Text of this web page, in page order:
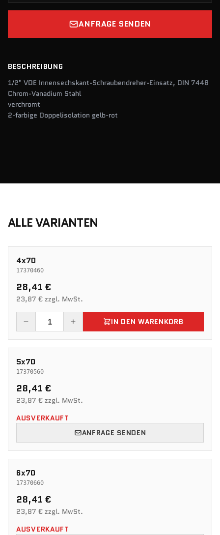
ANFRAGE SENDEN
BESCHREIBUNG
1/2" VDE Innensechskant-Schraubendreher-Einsatz, DIN 7448
Chrom-Vanadium Stahl
verchromt
2-farbige Doppelisolation gelb-rot
ALLE VARIANTEN
4x70
17370460
28,41 €
23,87 € zzgl. MwSt.
IN DEN WARENKORB
5x70
17370560
28,41 €
23,87 € zzgl. MwSt.
AUSVERKAUFT
ANFRAGE SENDEN
6x70
17370660
28,41 €
23,87 € zzgl. MwSt.
AUSVERKAUFT